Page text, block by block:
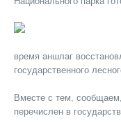
время аншлаг
государственного
Вместе с тем,
перечислен в